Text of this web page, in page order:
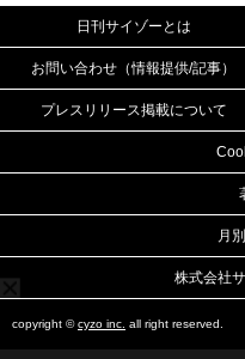
日刊サイゾーとは
お問い合わせ（情報提供/記事）
プレスリリース掲載について
月
株式会社
copyright ©cyzo inc. all right reserved.